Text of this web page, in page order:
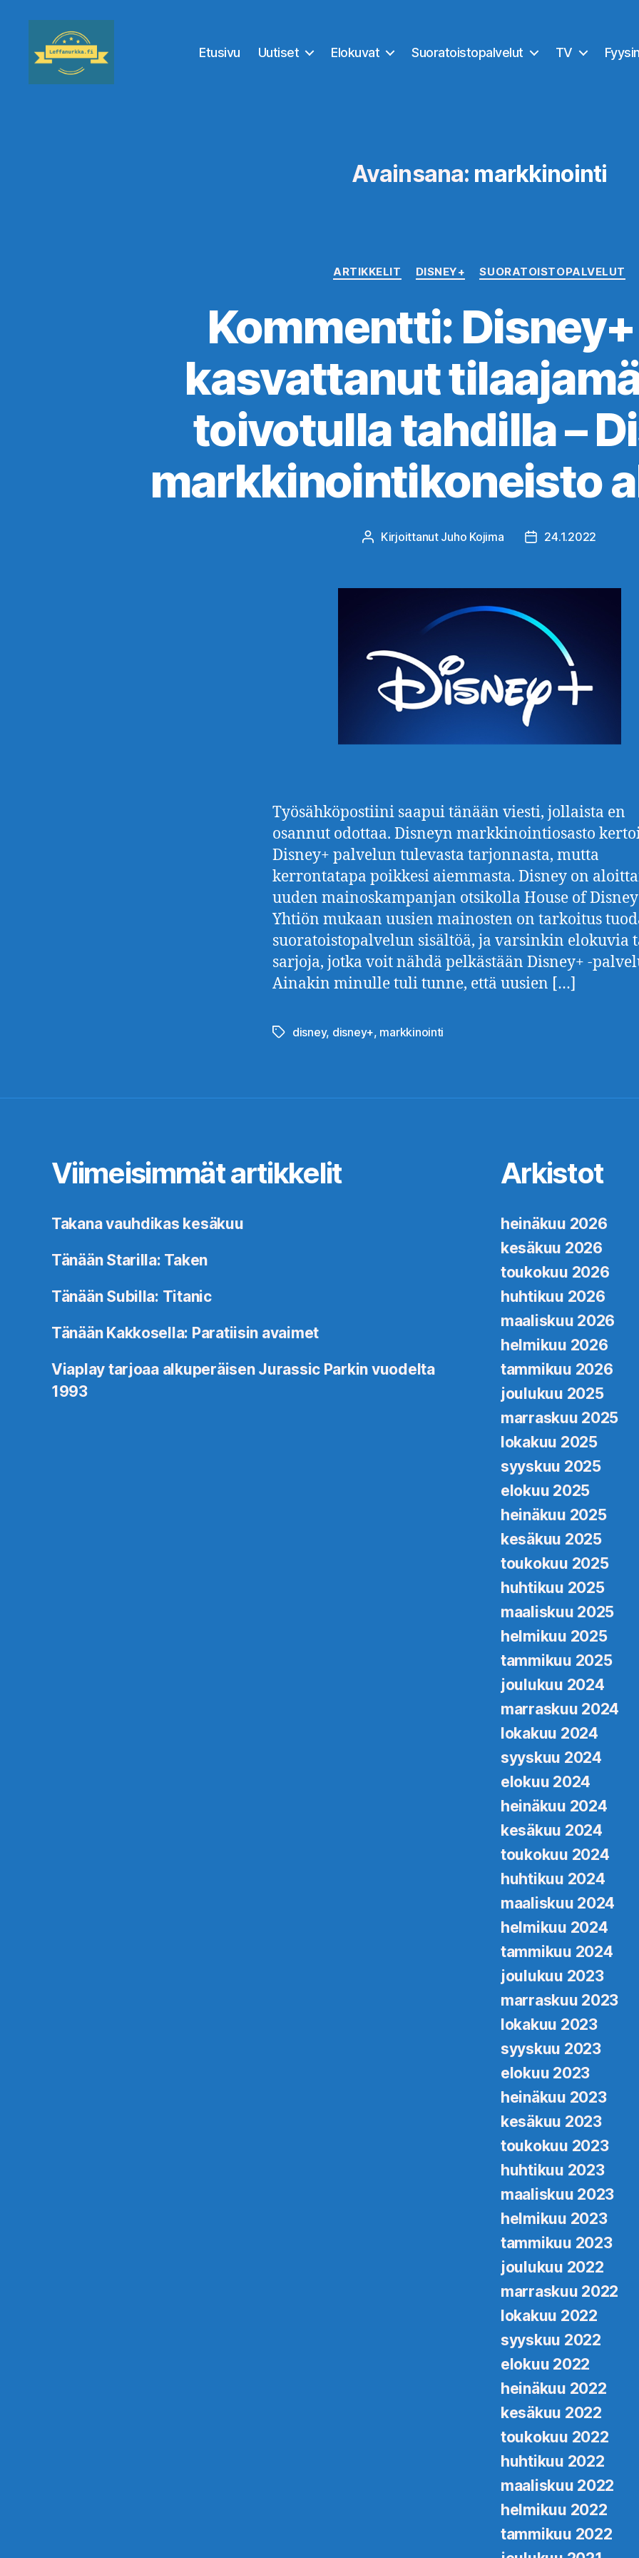
Etusivu Uutiset Elokuvat Suoratoistopalvelut TV
Avainsana: markkinointi
Kategoriat
ARTIKKELIT DISNEY+ SUORATOISTOPALVELUT
Kommentti:
kasvattanut
toivotulla tahdilla –
markkinointikoneisto
Kirjoittaja
Kirjoittanut Juho Kojima Julkaisupäivämäärä
24.1.2022
Työsähköpostiini saapui tänään viesti, jollaista en
osannut odottaa. Disneyn markkinointiosasto
Disney+ palvelun tulevasta tarjonnasta, mutta
kerrontatapa poikkesi aiemmasta. Disney on
uuden mainoskampanjan otsikolla House of
Yhtiön mukaan uusien mainosten on tarkoitus
suoratoistopalvelun sisältöä, ja varsinkin elokuvia
sarjoja, jotka voit nähdä pelkästään Disney+ -
Ainakin minulle tuli tunne, että uusien […]
Avainsanat
disney, disney+, markkinointi
Viimeisimmät artikkelit
Takana vauhdikas kesäkuu
Tänään Starilla: Taken
Tänään Subilla: Titanic
Tänään Kakkosella: Paratiisin avaimet
Viaplay tarjoaa alkuperäisen Jurassic Parkin vuodelta
1993
Arkistot
heinäkuu 2026
kesäkuu 2026
toukokuu 2026
huhtikuu 2026
maaliskuu 2026
helmikuu 2026
tammikuu 2026
joulukuu 2025
marraskuu 2025
lokakuu 2025
syyskuu 2025
elokuu 2025
heinäkuu 2025
kesäkuu 2025
toukokuu 2025
huhtikuu 2025
maaliskuu 2025
helmikuu 2025
tammikuu 2025
joulukuu 2024
marraskuu 2024
lokakuu 2024
syyskuu 2024
elokuu 2024
heinäkuu 2024
kesäkuu 2024
toukokuu 2024
huhtikuu 2024
maaliskuu 2024
helmikuu 2024
tammikuu 2024
joulukuu 2023
marraskuu 2023
lokakuu 2023
syyskuu 2023
elokuu 2023
heinäkuu 2023
kesäkuu 2023
toukokuu 2023
huhtikuu 2023
maaliskuu 2023
helmikuu 2023
tammikuu 2023
joulukuu 2022
marraskuu 2022
lokakuu 2022
syyskuu 2022
elokuu 2022
heinäkuu 2022
kesäkuu 2022
toukokuu 2022
huhtikuu 2022
maaliskuu 2022
helmikuu 2022
tammikuu 2022